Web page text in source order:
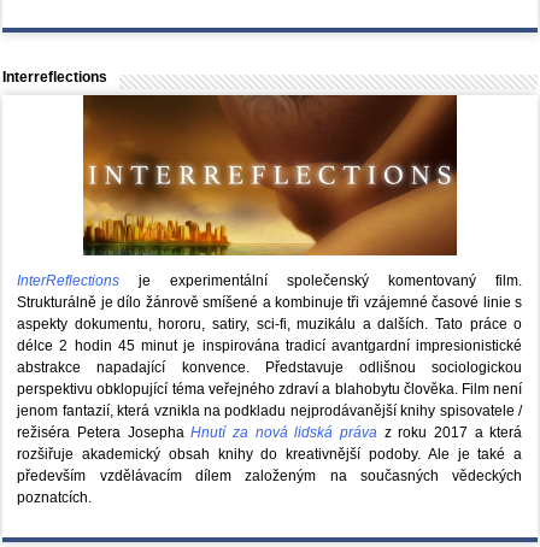
Interreflections
InterReflections je experimentální společenský komentovaný film.
Strukturálně je dílo žánrově smíšené a kombinuje tři vzájemné časové linie s
aspekty dokumentu, hororu, satiry, sci-fi, muzikálu a dalších. Tato práce o
délce 2 hodin 45 minut je inspirována tradicí avantgardní impresionistické
abstrakce napadající konvence. Představuje odlišnou sociologickou
perspektivu obklopující téma veřejného zdraví a blahobytu člověka. Film není
jenom fantazií, která vznikla na podkladu nejprodávanější knihy spisovatele /
režiséra Petera JosephaHnutí za nová lidská právaz roku 2017 a která
rozšiřuje akademický obsah knihy do kreativnější podoby. Ale je také a
především vzdělávacím dílem založeným na současných vědeckých
poznatcích.